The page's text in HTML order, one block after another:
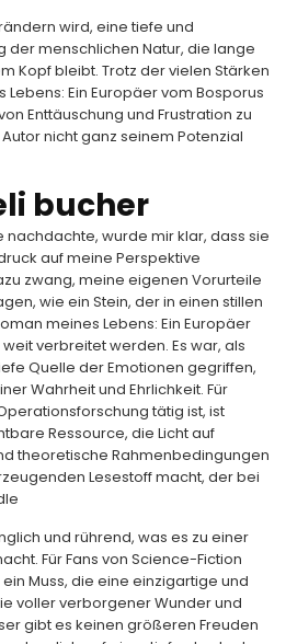
wird, eine tiefe und
der menschlichen Natur, die lange
Kopf bleibt. Trotz der vielen Stärken
Ein Europäer vom Bosporus
Enttäuschung und Frustration zu
nicht ganz seinem Potenzial
bucher
nachdachte, wurde mir klar, dass sie
auf meine Perspektive
zwang, meine eigenen Vorurteile
wie ein Stein, der in einen stillen
meines Lebens: Ein Europäer
verbreitet werden. Es war, als
Quelle der Emotionen gegriffen,
Wahrheit und Ehrlichkeit. Für
tätig ist, ist
Ressource, die Licht auf
theoretische Rahmenbedingungen
Lesestoff macht, der bei
und rührend, was es zu einer
Für Fans von Science-Fiction
Muss, die eine einzigartige und
voller verborgener Wunder und
gibt es keinen größeren Freuden